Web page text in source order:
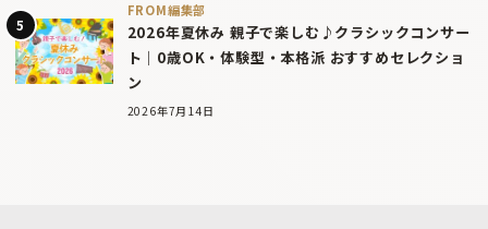
FROM編集部
2026年夏休み 親子で楽しむ♪クラシックコンサー
ト｜0歳OK・体験型・本格派 おすすめセレクショ
ン
2026年7月14日